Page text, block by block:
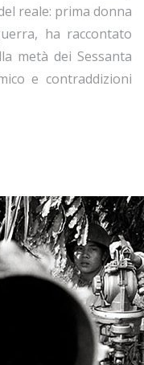
reale: prima donna
ha raccontato
metà dei Sessanta
e contraddizioni